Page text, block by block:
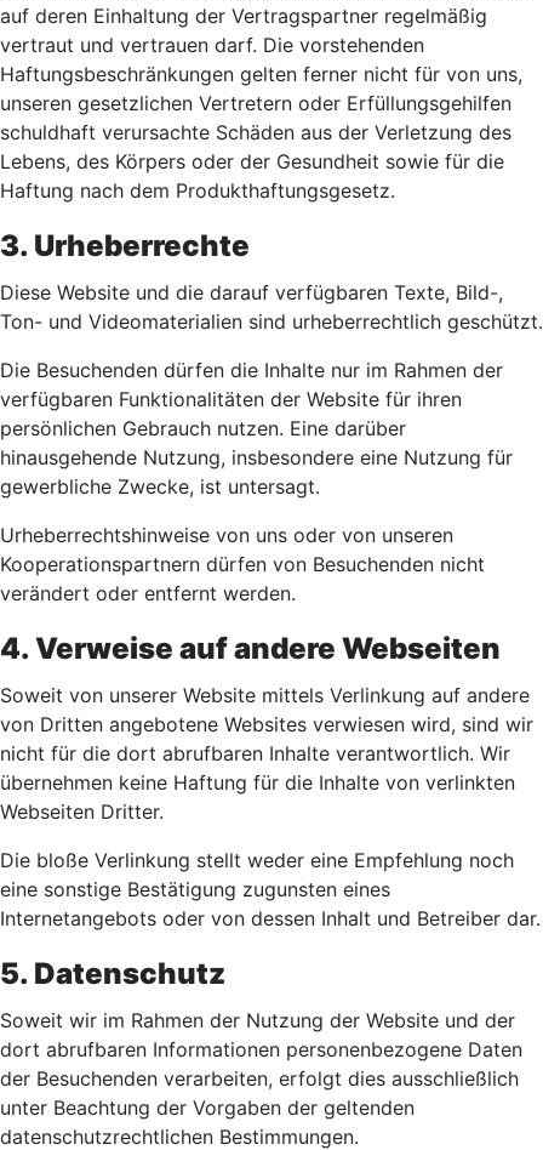
auf deren Einhaltung der Vertragspartner regelmäßig
vertraut und vertrauen darf. Die vorstehenden
Haftungsbeschränkungen gelten ferner nicht für von uns,
unseren gesetzlichen Vertretern oder Erfüllungsgehilfen
schuldhaft verursachte Schäden aus der Verletzung des
Lebens, des Körpers oder der Gesundheit sowie für die
Haftung nach dem Produkthaftungsgesetz.
3. Urheberrechte
Diese Website und die darauf verfügbaren Texte, Bild-,
Ton- und Videomaterialien sind urheberrechtlich geschützt.
Die Besuchenden dürfen die Inhalte nur im Rahmen der
verfügbaren Funktionalitäten der Website für ihren
persönlichen Gebrauch nutzen. Eine darüber
hinausgehende Nutzung, insbesondere eine Nutzung für
gewerbliche Zwecke, ist untersagt.
Urheberrechtshinweise von uns oder von unseren
Kooperationspartnern dürfen von Besuchenden nicht
verändert oder entfernt werden.
4. Verweise auf andere Webseiten
Soweit von unserer Website mittels Verlinkung auf andere
von Dritten angebotene Websites verwiesen wird, sind wir
nicht für die dort abrufbaren Inhalte verantwortlich. Wir
übernehmen keine Haftung für die Inhalte von verlinkten
Webseiten Dritter.
Die bloße Verlinkung stellt weder eine Empfehlung noch
eine sonstige Bestätigung zugunsten eines
Internetangebots oder von dessen Inhalt und Betreiber dar.
5. Datenschutz
Soweit wir im Rahmen der Nutzung der Website und der
dort abrufbaren Informationen personenbezogene Daten
der Besuchenden verarbeiten, erfolgt dies ausschließlich
unter Beachtung der Vorgaben der geltenden
datenschutzrechtlichen Bestimmungen.